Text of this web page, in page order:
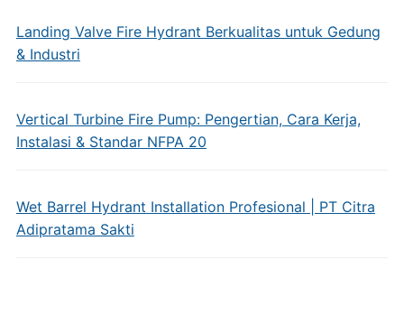
Landing Valve Fire Hydrant Berkualitas untuk Gedung
& Industri
Vertical Turbine Fire Pump: Pengertian, Cara Kerja,
Instalasi & Standar NFPA 20
Wet Barrel Hydrant Installation Profesional | PT Citra
Adipratama Sakti